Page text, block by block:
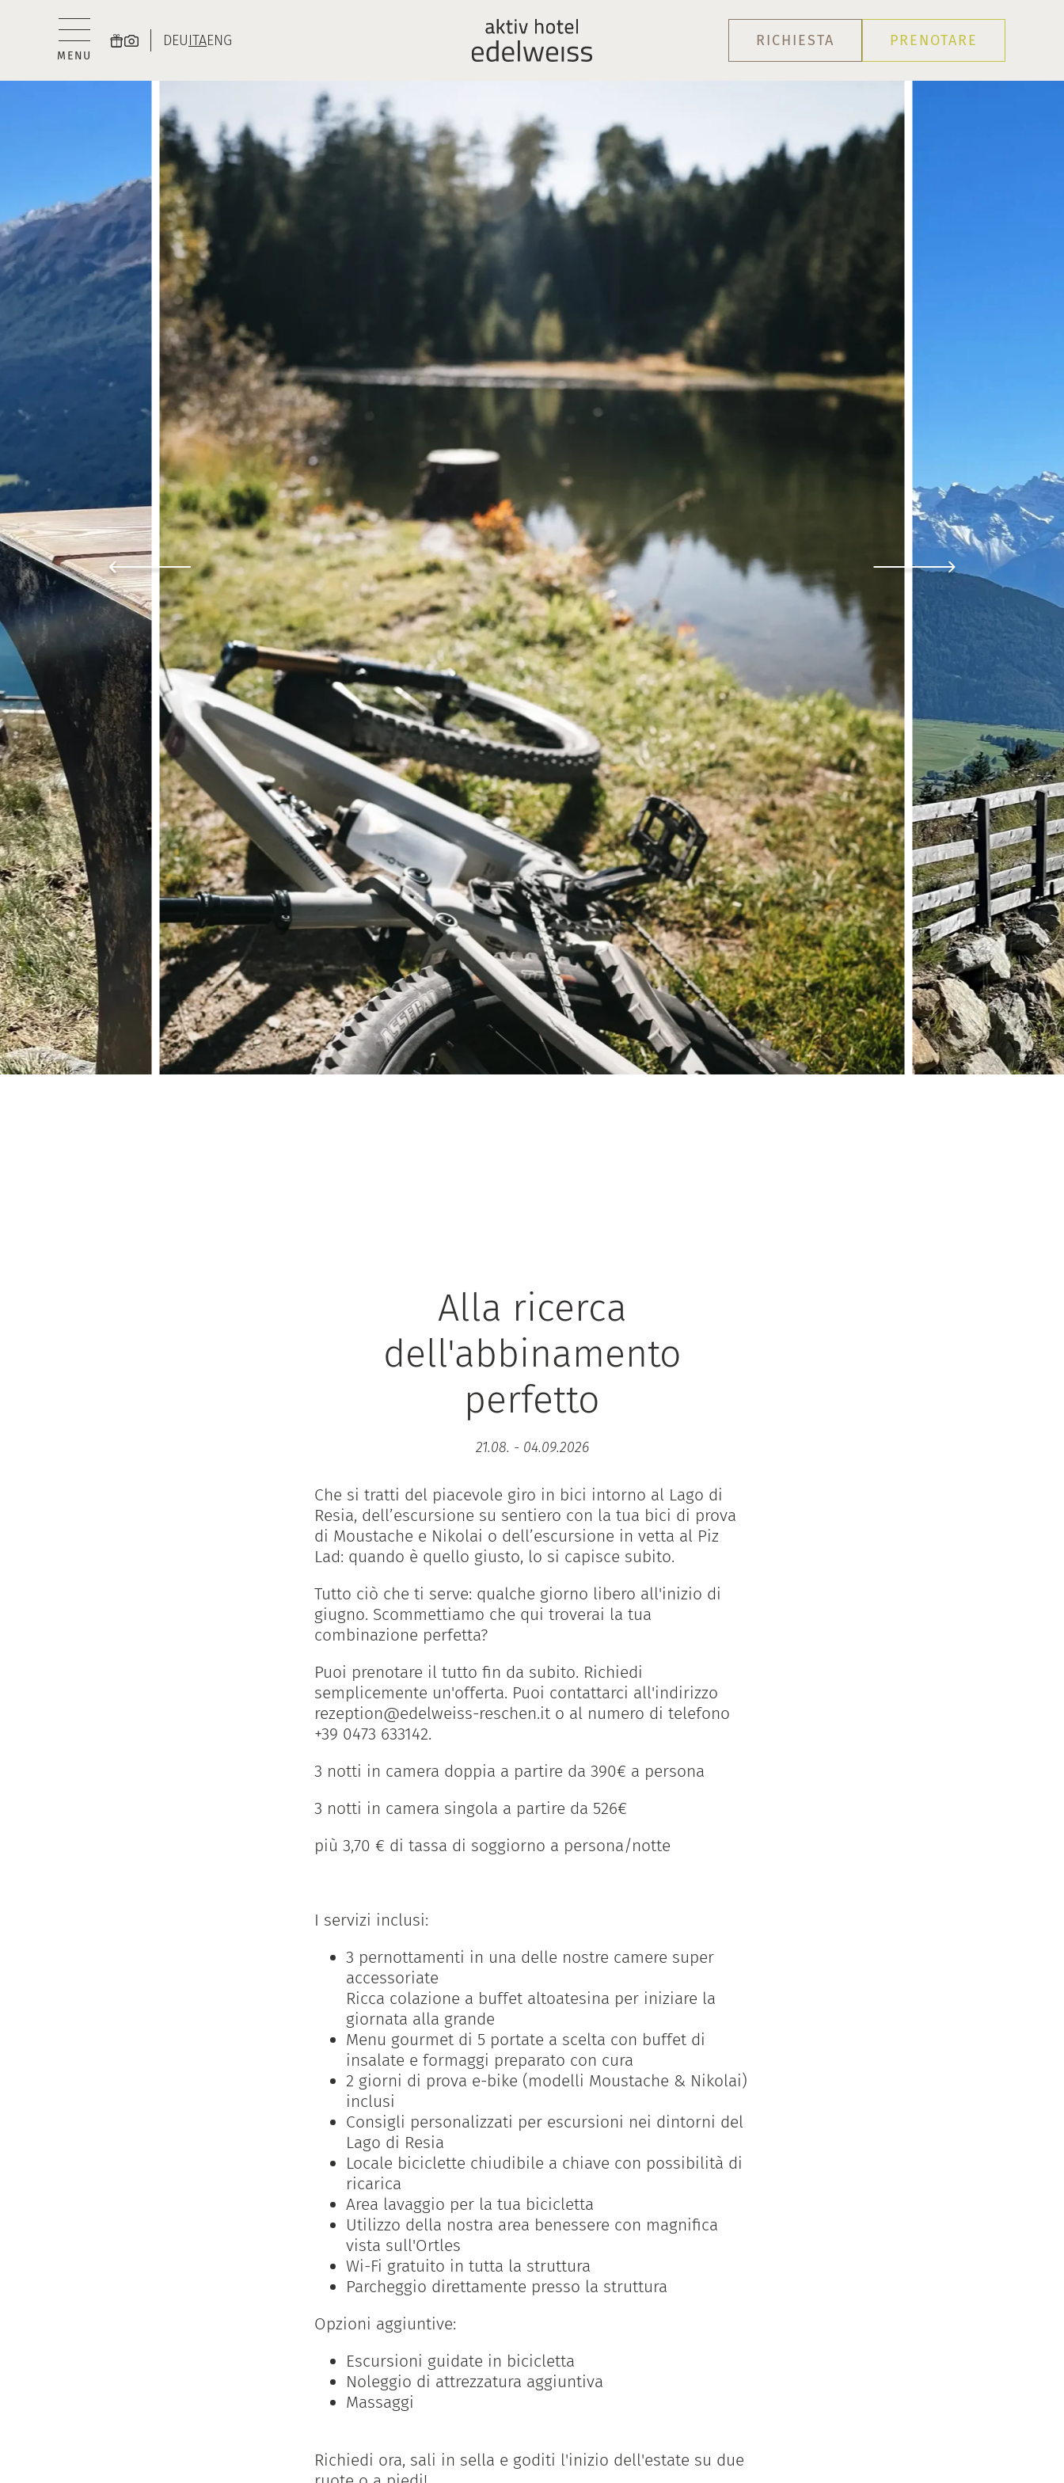
MENU
DEUITAENG RICHIESTA PRENOTARE
Alla ricerca
dell'abbinamento
perfetto
21.08. - 04.09.2026
Che si tratti del piacevole giro in bici intorno al Lago di
Resia, dell’escursione su sentiero con la tua bici di prova
di Moustache e Nikolai o dell’escursione in vetta al Piz
Lad: quando è quello giusto, lo si capisce subito.
Tutto ciò che ti serve: qualche giorno libero all'inizio di
giugno. Scommettiamo che qui troverai la tua
combinazione perfetta?
Puoi prenotare il tutto fin da subito. Richiedi
semplicemente un'offerta. Puoi contattarci all'indirizzo
rezeption@edelweiss-reschen.it o al numero di telefono
+39 0473 633142.
3 notti in camera doppia a partire da 390€ a persona
3 notti in camera singola a partire da 526€
più 3,70 € di tassa di soggiorno a persona/notte
I servizi inclusi:
3 pernottamenti in una delle nostre camere super
accessoriate
Ricca colazione a buffet altoatesina per iniziare la
giornata alla grande
Menu gourmet di 5 portate a scelta con buffet di
insalate e formaggi preparato con cura
2 giorni di prova e-bike (modelli Moustache & Nikolai)
inclusi
Consigli personalizzati per escursioni nei dintorni del
Lago di Resia
Locale biciclette chiudibile a chiave con possibilità di
ricarica
Area lavaggio per la tua bicicletta
Utilizzo della nostra area benessere con magnifica
vista sull'Ortles
Wi-Fi gratuito in tutta la struttura
Parcheggio direttamente presso la struttura
Opzioni aggiuntive:
Escursioni guidate in bicicletta
Noleggio di attrezzatura aggiuntiva
Massaggi
Richiedi ora, sali in sella e goditi l'inizio dell'estate su due